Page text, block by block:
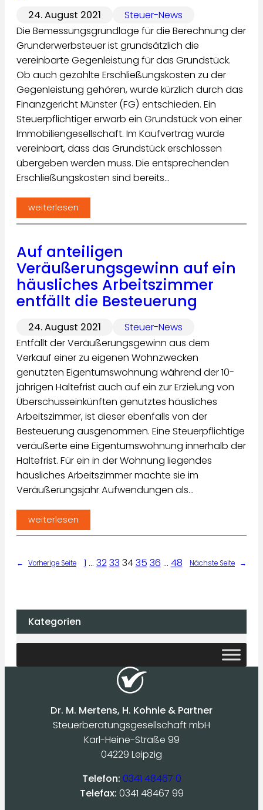
24. August 2021
Steuer-News
Die Bemessungsgrundlage für die Berechnung der
Grunderwerbsteuer ist grundsätzlich die
vereinbarte Gegenleistung für das Grundstück.
Ob auch gezahlte Erschließungskosten zu der
Gegenleistung gehören, wurde kürzlich durch das
Finanzgericht Münster (FG) entschieden. Ein
Steuerpflichtiger erwarb ein Grundstück von einer
Immobiliengesellschaft. Im Kaufvertrag wurde
vereinbart, dass das Grundstück erschlossen
übergeben werden muss. Die entsprechenden
Erschließungskosten sind bereits…
weiterlesen
Auf anteiligen
Veräußerungsgewinn auf ein
häusliches Arbeitszimmer
entfällt die Besteuerung
24. August 2021
Steuer-News
Entfällt der Veräußerungsgewinn aus dem
Verkauf einer zu eigenen Wohnzwecken
genutzten Eigentumswohnung während der 10-
jährigen Haltefrist auch auf ein zur Erzielung von
Überschusseinkünften genutztes häusliches
Arbeitszimmer, ist dieser ebenfalls von der
Besteuerung ausgenommen. Eine Steuerpflichtige
veräußerte eine Eigentumswohnung innerhalb der
Haltefrist. Für ein in der Wohnung liegendes
häusliches Arbeitszimmer machte sie im
Veräußerungsjahr Aufwendungen als…
weiterlesen
← Vorherige Seite 1 … 3233 3435 36 … 48 Nächste Seite →
Kategorien
Dr. M. Mertens, H. Kohnle & Partner
Steuerberatungsgesellschaft mbH
Karl-Heine-Straße 99
04229 Leipzig
Telefon: 0341 48467 0
Telefax: 0341 48467 99